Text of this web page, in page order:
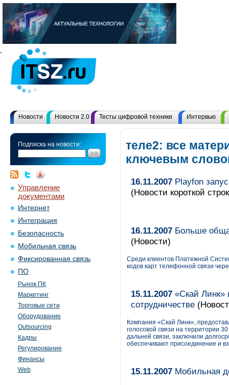
Новости Новости 2.0 Тесты цифровой техники Интервью
Подписка на новости:
Управление
документами
Интернет
Интеграция
Безопасность
Мобильная связь
Фиксированная связь
ПО
Рынок ПК
Маркетинг
Торговые сети
Оборудование
Outsourcing
Кадры
Регулирование
Финансы
Web
теле2: все
ключевым
16.11.2007 Playfon
(Новости короткой
16.11.2007 Больше
(Новости)
Среди клиентов Платежной
кодов карт телефонной связи
15.11.2007 «Скай Линк»
сотрудничестве
Компания «Скай Линк»,
голосовой связи на территории
дальней связи, заключили
обеспечивают присоединение и
15.11.2007 Мобильная